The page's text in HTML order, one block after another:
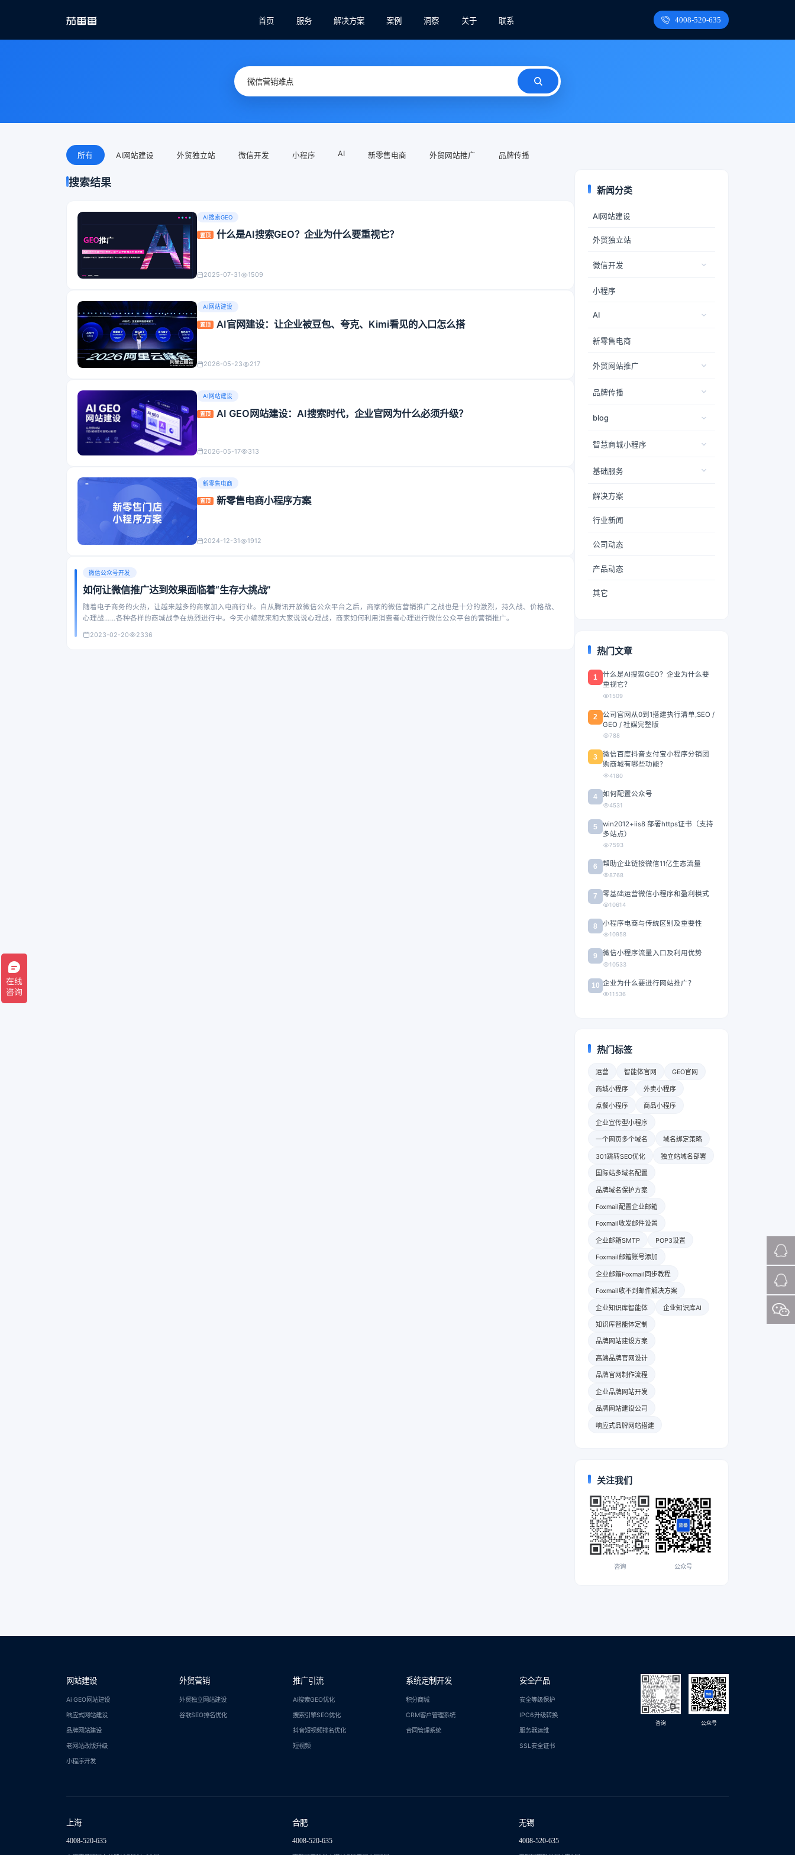
首页 服务 解决方案 案例 洞察 关于 联系 4008-520-635
所有 AI网站建设 外贸独立站 微信开发 小程序 AI 新零售电商 外贸网站推广 品牌传播
搜索结果
AI搜索GEO
置顶 什么是AI搜索GEO？企业为什么要重视它？
2025-07-31 1509
AI网站建设
置顶 AI官网建设：让企业被豆包、夸克、Kimi看见的入口怎么搭
2026-05-23 217
AI网站建设
置顶 AI GEO网站建设：AI搜索时代，企业官网为什么必须升级？
2026-05-17 313
新零售电商
置顶 新零售电商小程序方案
2024-12-31 1912
微信公众号开发
如何让微信推广达到效果面临着“生存大挑战”
随着电子商务的火热，让越来越多的商家加入电商行业。自从腾讯开放微信公众平台之后，商家的微信营销推广之战也是十分的激烈，持久战、价格战、
心理战……各种各样的商城战争在热烈进行中。今天小编就来和大家说说心理战，商家如何利用消费者心理进行微信公众平台的营销推广。
2023-02-20 2336
新闻分类
AI网站建设
外贸独立站
微信开发
小程序
AI
新零售电商
外贸网站推广
品牌传播
blog
智慧商城小程序
基础服务
解决方案
行业新闻
公司动态
产品动态
其它
热门文章
1
什么是AI搜索GEO？企业为什么要
重视它？
1509
2
公司官网从0到1搭建执行清单,SEO /
GEO / 社媒完整版
788
3
微信百度抖音支付宝小程序分销团
购商城有哪些功能？
4180
4 如何配置公众号
4531
5
win2012+iis8 部署https证书（支持
多站点）
7593
6 帮助企业链接微信11亿生态流量
8768
7 零基础运营微信小程序和盈利模式
10614
8 小程序电商与传统区别及重要性
10958
9 微信小程序流量入口及利用优势
10533
10 企业为什么要进行网站推广？
11536
热门标签
运营 智能体官网 GEO官网
商城小程序 外卖小程序
点餐小程序 商品小程序
企业宣传型小程序
一个网页多个域名 域名绑定策略
301跳转SEO优化 独立站域名部署
国际站多域名配置
品牌域名保护方案
Foxmail配置企业邮箱
Foxmail收发邮件设置
企业邮箱SMTP POP3设置
Foxmail邮箱账号添加
企业邮箱Foxmail同步教程
Foxmail收不到邮件解决方案
企业知识库智能体 企业知识库AI
知识库智能体定制
品牌网站建设方案
高端品牌官网设计
品牌官网制作流程
企业品牌网站开发
品牌网站建设公司
响应式品牌网站搭建
关注我们
咨询 公众号
网站建设
Ai GEO网站建设
响应式网站建设
品牌网站建设
老网站改版升级
小程序开发
外贸营销
外贸独立网站建设
谷歌SEO排名优化
推广引流
Ai搜索GEO优化
搜索引擎SEO优化
抖音短视频排名优化
短视频
系统定制开发
积分商城
CRM客户管理系统
合同管理系统
安全产品
安全等级保护
IPC6升级转换
服务器运维
SSL安全证书
咨询 公众号
上海
4008-520-635
合肥
4008-520-635
无锡
4008-520-635